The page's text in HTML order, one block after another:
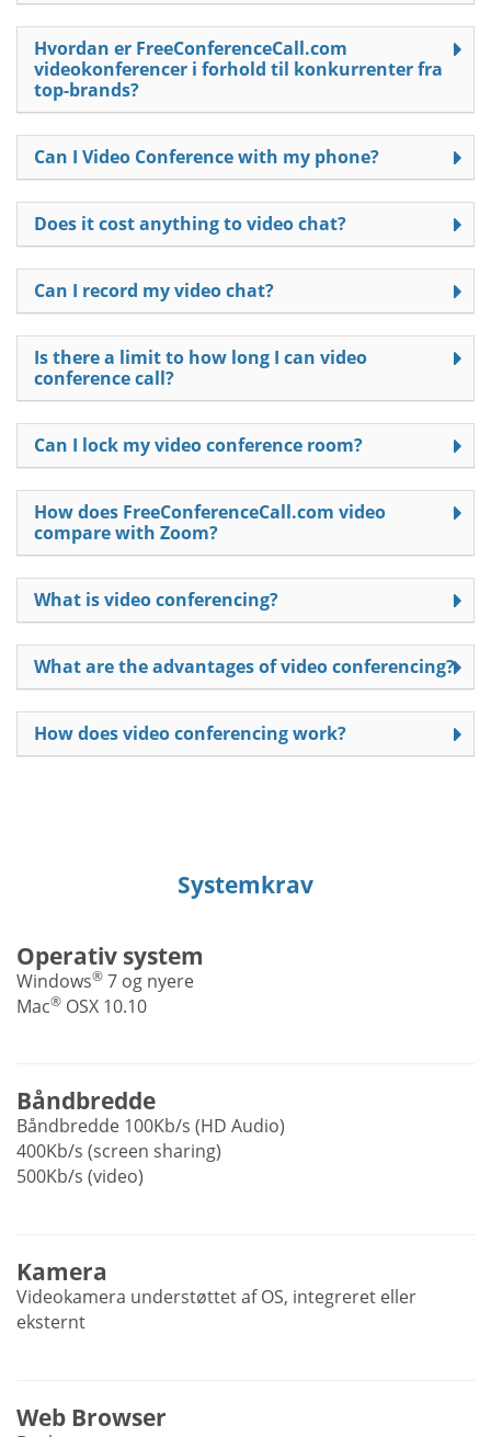
Hvordan er FreeConferenceCall.com
videokonferencer i forhold til konkurrenter fra
top-brands?
Can I Video Conference with my phone?
Does it cost anything to video chat?
Can I record my video chat?
Is there a limit to how long I can video
conference call?
Can I lock my video conference room?
How does FreeConferenceCall.com video
compare with Zoom?
What is video conferencing?
What are the advantages of video conferencing?
How does video conferencing work?
Systemkrav
Operativ system
Windows® 7 og nyere
Mac® OSX 10.10
Båndbredde
Båndbredde 100Kb/s (HD Audio)
400Kb/s (screen sharing)
500Kb/s (video)
Kamera
Videokamera understøttet af OS, integreret eller
eksternt
Web Browser